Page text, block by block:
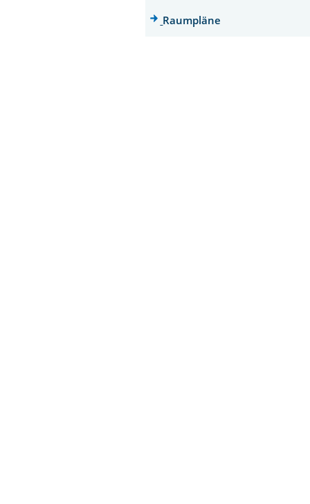
Raumpläne